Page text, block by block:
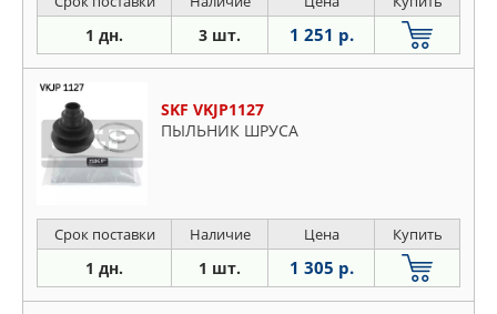
1 дн. 3 шт. 1 251 р.
SKF VKJP1127
ПЫЛЬНИК ШРУСА
Срок поставки Наличие Цена Купить
1 дн. 1 шт. 1 305 р.